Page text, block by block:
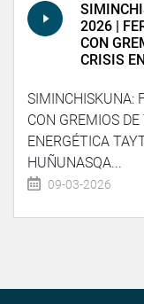
2026 |
CON
CRISIS
SIMINCHISKUNA:
CON GREMIOS
ENERGÉTICA
HUÑUNASQA...
09-03-2026